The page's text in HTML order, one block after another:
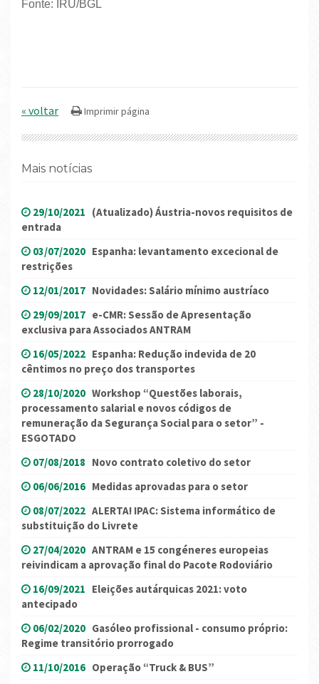
Fonte: IRU/BGL
« voltar
Mais notícias
29/10/2021 (Atualizado) Áustria-novos requisitos de
entrada
03/07/2020 Espanha: levantamento excecional de
restrições
12/01/2017 Novidades: Salário mínimo austríaco
29/09/2017 e-CMR: Sessão de Apresentação
exclusiva para Associados ANTRAM
16/05/2022 Espanha: Redução indevida de 20
cêntimos no preço dos transportes
28/10/2020 Workshop “Questões laborais,
processamento salarial e novos códigos de
remuneração da Segurança Social para o setor” -
ESGOTADO
07/08/2018 Novo contrato coletivo do setor
06/06/2016 Medidas aprovadas para o setor
08/07/2022 ALERTA! IPAC: Sistema informático de
substituição do Livrete
27/04/2020 ANTRAM e 15 congéneres europeias
reivindicam a aprovação final do Pacote Rodoviário
16/09/2021 Eleições autárquicas 2021: voto
antecipado
06/02/2020 Gasóleo profissional - consumo próprio:
Regime transitório prorrogado
11/10/2016 Operação “Truck & BUS”